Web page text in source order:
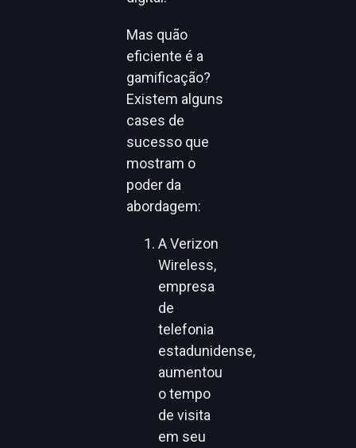
Mas quão
eficiente é a
gamificação?
Existem alguns
cases de
sucesso que
mostram o
poder da
abordagem:
A Verizon
Wireless,
empresa
de
telefonia
estadunidense,
aumentou
o tempo
de visita
em seu